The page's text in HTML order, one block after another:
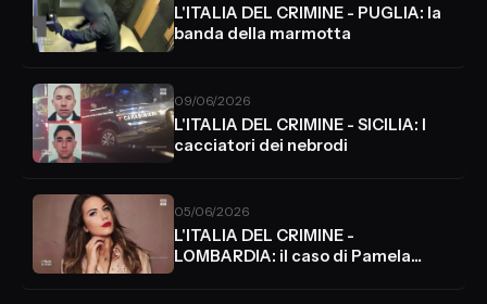
L'ITALIA DEL CRIMINE - PUGLIA: la
banda della marmotta
09/06/2026
L'ITALIA DEL CRIMINE - SICILIA: I
cacciatori dei nebrodi
05/06/2026
L'ITALIA DEL CRIMINE -
LOMBARDIA: il caso di Pamela